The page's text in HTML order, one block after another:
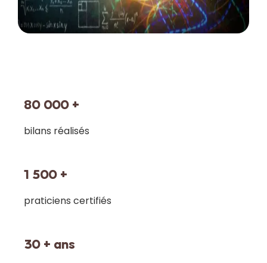
80 000 +
bilans réalisés
1 500 +
praticiens certifiés
30 + ans